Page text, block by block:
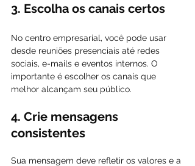
3. Escolha os canais certos
No centro empresarial, você pode usar
desde reuniões presenciais até redes
sociais, e-mails e eventos internos. O
importante é escolher os canais que
melhor alcançam seu público.
4. Crie mensagens
consistentes
Sua mensagem deve refletir os valores e a